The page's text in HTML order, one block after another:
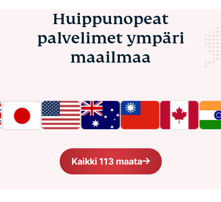
Huippunopeat
palvelimet ympäri
maailmaa
Kaikki 113 maata